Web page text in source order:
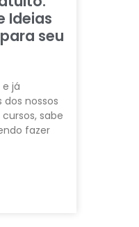
Ideias
seu
já
nossos
sabe
fazer